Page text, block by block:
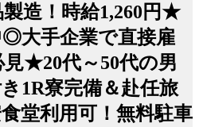
造！時給1,260円★
大手企業で直接雇
★20代～50代の男
1R寮完備＆赴任旅
堂利用可！無料駐車